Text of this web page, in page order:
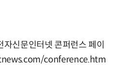
자신문인터넷 콘퍼런스 페이
conference.htm